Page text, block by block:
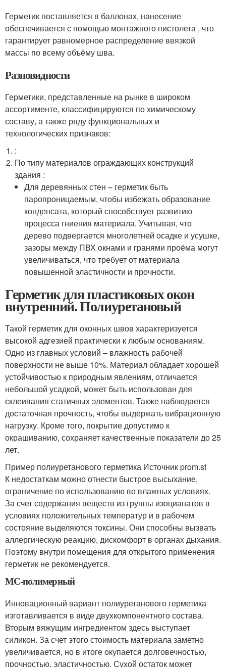
Герметик поставляется в баллонах, нанесение
обеспечивается с помощью монтажного пистолета , что
гарантирует равномерное распределение ввязкой
массы по всему объёму шва.
Разновидности
Герметики, представленные на рынке в широком
ассортименте, классифицируются по химическому
составу, а также ряду функциональных и
технологических признаков:
:
По типу материалов ограждающих конструкций
здания :
Для деревянных стен – герметик быть
паропроницаемым, чтобы избежать образование
конденсата, который способствует развитию
процесса гниения материала. Учитывая, что
дерево подвергается многолетней осадке и усушке,
зазоры между ПВХ окнами и гранями проёма могут
увеличиваться, что требует от материала
повышенной эластичности и прочности.
Герметик для пластиковых окон
внутренний. Полиуретановый
Такой герметик для оконных швов характеризуется
высокой адгезией практически к любым основаниям.
Одно из главных условий – влажность рабочей
поверхности не выше 10%. Материал обладает хорошей
устойчивостью к природным явлениям, отличается
небольшой усадкой, может быть использован для
склеивания статичных элементов. Также наблюдается
достаточная прочность, чтобы выдержать вибрационную
нагрузку. Кроме того, покрытие допустимо к
окрашиванию, сохраняет качественные показатели до 25
лет.
Пример полиуретанового герметика Источник prom.st
К недостаткам можно отнести быстрое высыхание,
ограничение по использованию во влажных условиях.
За счет содержания веществ из группы изоцианатов в
условиях положительных температур и в рабочем
состояние выделяются токсины. Они способны вызвать
аллергическую реакцию, дискомфорт в органах дыхания.
Поэтому внутри помещения для открытого применения
герметик не рекомендуется.
МС-полимерный
Инновационный вариант полиуретанового герметика
изготавливается в виде двухкомпонентного состава.
Вторым вяжущим ингредиентом здесь выступает
силикон. За счет этого стоимость материала заметно
увеличивается, но в итоге окупается долговечностью,
прочностью, эластичностью. Сухой остаток может